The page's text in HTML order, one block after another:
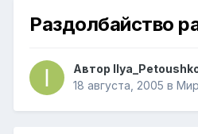
Раздолбайство
Автор
18 августа, 2005 в